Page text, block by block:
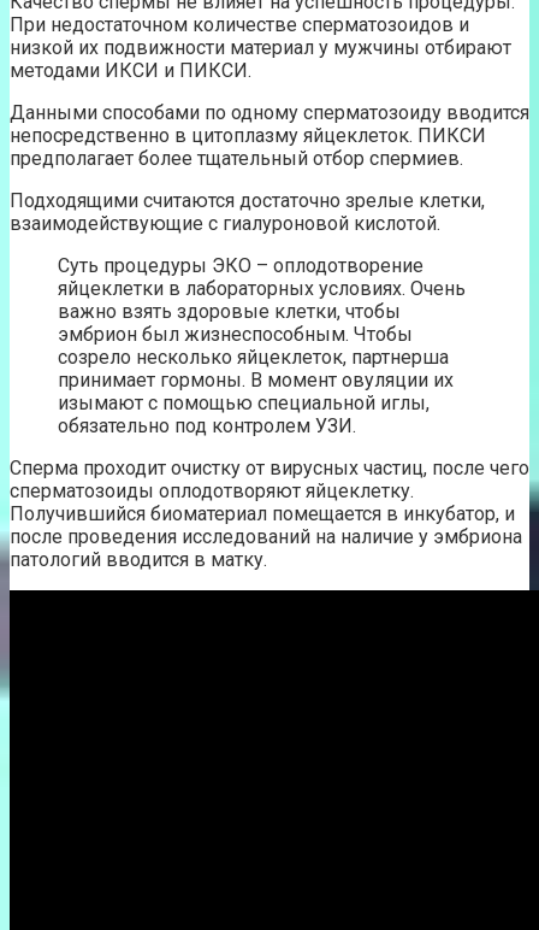
При недостаточном количестве сперматозоидов и
низкой их подвижности материал у мужчины отбирают
методами ИКСИ и ПИКСИ.
Данными способами по одному сперматозоиду вводится
непосредственно в цитоплазму яйцеклеток. ПИКСИ
предполагает более тщательный отбор спермиев.
Подходящими считаются достаточно зрелые клетки,
взаимодействующие с гиалуроновой кислотой.
Суть процедуры ЭКО – оплодотворение
яйцеклетки в лабораторных условиях. Очень
важно взять здоровые клетки, чтобы
эмбрион был жизнеспособным. Чтобы
созрело несколько яйцеклеток, партнерша
принимает гормоны. В момент овуляции их
изымают с помощью специальной иглы,
обязательно под контролем УЗИ.
Сперма проходит очистку от вирусных частиц, после чего
сперматозоиды оплодотворяют яйцеклетку.
Получившийся биоматериал помещается в инкубатор, и
после проведения исследований на наличие у эмбриона
патологий вводится в матку.